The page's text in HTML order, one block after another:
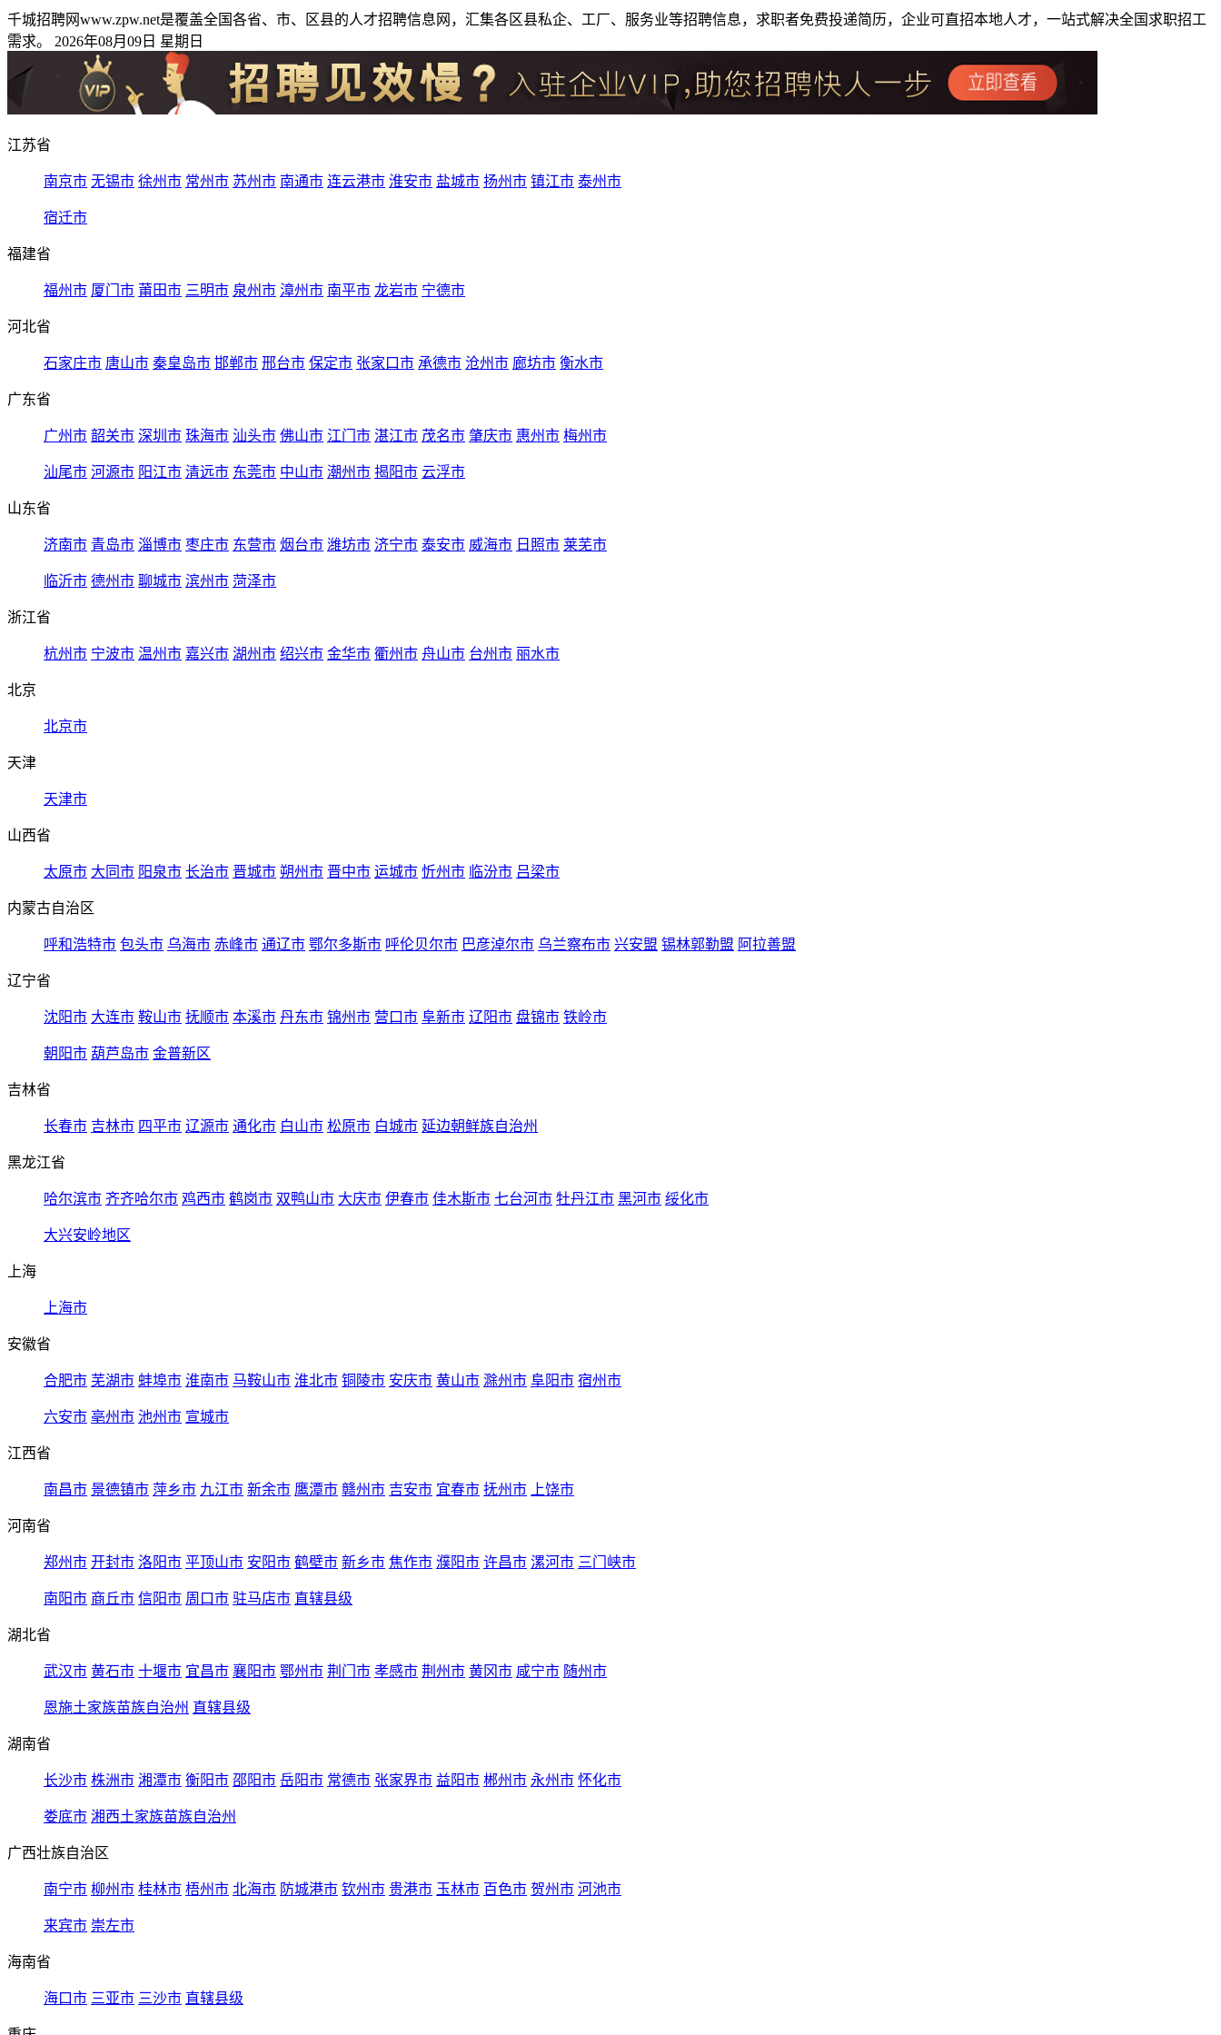
千城招聘网www.zpw.net是覆盖全国各省、市、区县的人才招聘信息网，汇集各区县私企、工厂、服务业等招聘信息，求职者免费投递简历，企业可直招本地人才，一站式解决全国求职招工
需求。 2026年08月09日 星期日
江苏省
南京市 无锡市 徐州市 常州市 苏州市 南通市 连云港市 淮安市 盐城市 扬州市 镇江市 泰州市
宿迁市
福建省
福州市 厦门市 莆田市 三明市 泉州市 漳州市 南平市 龙岩市 宁德市
河北省
石家庄市 唐山市 秦皇岛市 邯郸市 邢台市 保定市 张家口市 承德市 沧州市 廊坊市 衡水市
广东省
广州市 韶关市 深圳市 珠海市 汕头市 佛山市 江门市 湛江市 茂名市 肇庆市 惠州市 梅州市
汕尾市 河源市 阳江市 清远市 东莞市 中山市 潮州市 揭阳市 云浮市
山东省
济南市 青岛市 淄博市 枣庄市 东营市 烟台市 潍坊市 济宁市 泰安市 威海市 日照市 莱芜市
临沂市 德州市 聊城市 滨州市 菏泽市
浙江省
杭州市 宁波市 温州市 嘉兴市 湖州市 绍兴市 金华市 衢州市 舟山市 台州市 丽水市
北京
北京市
天津
天津市
山西省
太原市 大同市 阳泉市 长治市 晋城市 朔州市 晋中市 运城市 忻州市 临汾市 吕梁市
内蒙古自治区
呼和浩特市 包头市 乌海市 赤峰市 通辽市 鄂尔多斯市 呼伦贝尔市 巴彦淖尔市 乌兰察布市 兴安盟 锡林郭勒盟 阿拉善盟
辽宁省
沈阳市 大连市 鞍山市 抚顺市 本溪市 丹东市 锦州市 营口市 阜新市 辽阳市 盘锦市 铁岭市
朝阳市 葫芦岛市 金普新区
吉林省
长春市 吉林市 四平市 辽源市 通化市 白山市 松原市 白城市 延边朝鲜族自治州
黑龙江省
哈尔滨市 齐齐哈尔市 鸡西市 鹤岗市 双鸭山市 大庆市 伊春市 佳木斯市 七台河市 牡丹江市 黑河市 绥化市
大兴安岭地区
上海
上海市
安徽省
合肥市 芜湖市 蚌埠市 淮南市 马鞍山市 淮北市 铜陵市 安庆市 黄山市 滁州市 阜阳市 宿州市
六安市 亳州市 池州市 宣城市
江西省
南昌市 景德镇市 萍乡市 九江市 新余市 鹰潭市 赣州市 吉安市 宜春市 抚州市 上饶市
河南省
郑州市 开封市 洛阳市 平顶山市 安阳市 鹤壁市 新乡市 焦作市 濮阳市 许昌市 漯河市 三门峡市
南阳市 商丘市 信阳市 周口市 驻马店市 直辖县级
湖北省
武汉市 黄石市 十堰市 宜昌市 襄阳市 鄂州市 荆门市 孝感市 荆州市 黄冈市 咸宁市 随州市
恩施土家族苗族自治州 直辖县级
湖南省
长沙市 株洲市 湘潭市 衡阳市 邵阳市 岳阳市 常德市 张家界市 益阳市 郴州市 永州市 怀化市
娄底市 湘西土家族苗族自治州
广西壮族自治区
南宁市 柳州市 桂林市 梧州市 北海市 防城港市 钦州市 贵港市 玉林市 百色市 贺州市 河池市
来宾市 崇左市
海南省
海口市 三亚市 三沙市 直辖县级